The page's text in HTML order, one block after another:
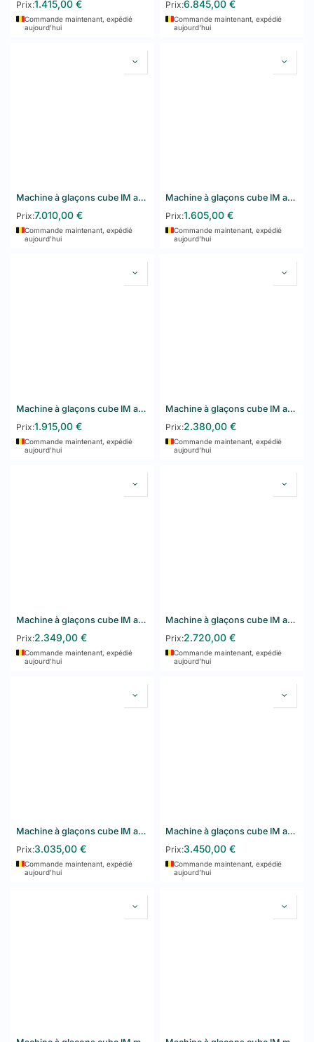
Prix:1.415,00 €
Commande maintenant, expédié
aujourd’hui
Prix:6.845,00 €
Commande maintenant, expédié
aujourd’hui
Machine à glaçons cube IM autonome Hoshizaki IM-240WPE
Prix:7.010,00 €
Commande maintenant, expédié
aujourd’hui
Machine à glaçons cube IM autonome Hoshizaki IM-30CPE
Prix:1.605,00 €
Commande maintenant, expédié
aujourd’hui
Machine à glaçons cube IM autonome Hoshizaki IM-30CWPE
Prix:1.915,00 €
Commande maintenant, expédié
aujourd’hui
Machine à glaçons cube IM autonome Hoshizaki IM-45CPE
Prix:2.380,00 €
Commande maintenant, expédié
aujourd’hui
Machine à glaçons cube IM autonome Hoshizaki IM-45PE
Prix:2.349,00 €
Commande maintenant, expédié
aujourd’hui
Machine à glaçons cube IM autonome Hoshizaki IM-45WPE
Prix:2.720,00 €
Commande maintenant, expédié
aujourd’hui
Machine à glaçons cube IM autonome Hoshizaki IM-65PE
Prix:3.035,00 €
Commande maintenant, expédié
aujourd’hui
Machine à glaçons cube IM autonome Hoshizaki IM-65WPE
Prix:3.450,00 €
Commande maintenant, expédié
aujourd’hui